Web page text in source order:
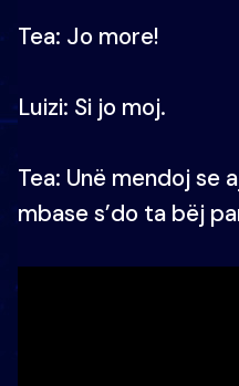
Tea: Jo more!
Luizi: Si jo moj.
Tea: Unë mendoj se
mbase s’do ta bëj